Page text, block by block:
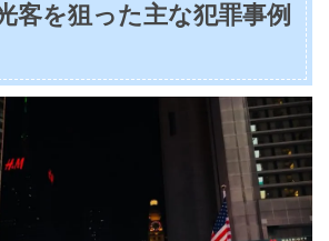
客を狙った主な犯罪事例